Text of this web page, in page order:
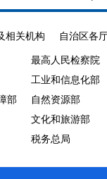
相关机构 自治区各
最高人民检察院
工业和信息化部
部
自然资源部
文化和旅游部
税务总局